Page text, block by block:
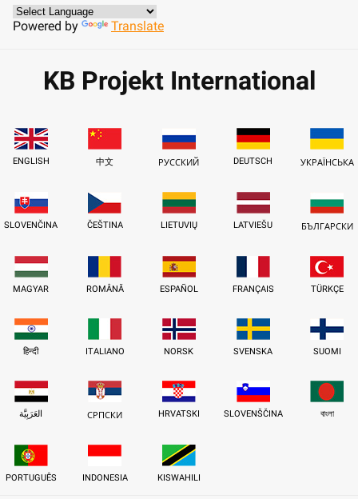
Powered by Translate
KB Projekt International
ENGLISH 中文 РУССКИЙ DEUTSCH УКРАЇНСЬКА
SLOVENČINA ČEŠTINA LIETUVIŲ LATVIEŠU БЪЛГАРСКИ
MAGYAR ROMÂNĂ ESPAÑOL FRANÇAIS TÜRKÇE
हिन्दी ITALIANO NORSK SVENSKA SUOMI
العَرَبِيَّة СРПСКИ HRVATSKI SLOVENŠČINA বাংলা
PORTUGUÊS INDONESIA KISWAHILI